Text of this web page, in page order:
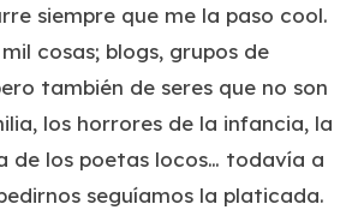
siempre que me la paso cool.
cosas; blogs, grupos de
también de seres que no son
los horrores de la infancia, la
de los poetas locos… todavía a
seguíamos la platicada.